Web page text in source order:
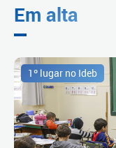
Em alta
1º lugar no Ideb